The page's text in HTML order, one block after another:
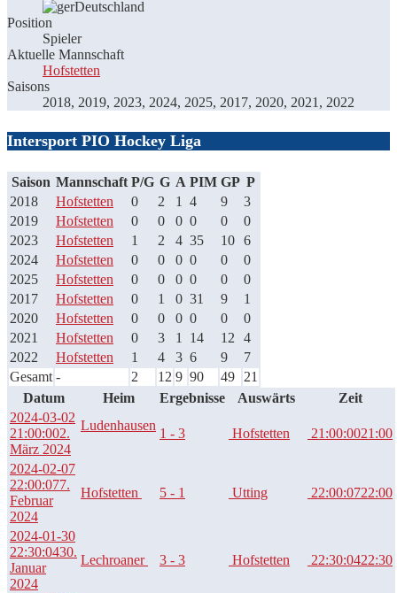
Deutschland
Position
Spieler
Aktuelle Mannschaft
Hofstetten
Saisons
2018, 2019, 2023, 2024, 2025, 2017, 2020, 2021, 2022
Intersport PIO Hockey Liga
Saison Mannschaft P/G G A PIM GP P
2018
Hofstetten 0 2 1 4 9
3
2019
Hofstetten 0 0 0 0 0
0
2023
Hofstetten 1 2 4 35 10 6
2024
Hofstetten 0 0 0 0 0
0
2025
Hofstetten 0 0 0 0 0
0
2017
Hofstetten 0 1 0 31 9
1
2020
Hofstetten 0 0 0 0 0
0
2021
Hofstetten 0 3 1 14 12
4
2022
Hofstetten 1 4 3 6 9
7
Gesamt - 2 12 9 90 49
21
Datum
Heim Ergebnisse Auswärts
Zeit
2024-03-02
21:00:002.
März 2024
Ludenhausen
1 - 3 Hofstetten 21:00:0021:00
2024-02-07
22:00:077.
Februar
2024
Hofstetten 5 - 1 Utting 22:00:0722:00
2024-01-30
22:30:0430.
Januar
2024
Lechroaner 3 - 3 Hofstetten 22:30:0422:30